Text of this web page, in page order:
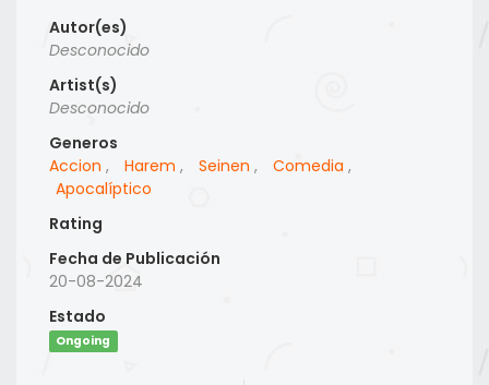
Autor(es)
Desconocido
Artist(s)
Desconocido
Generos
Accion , Harem , Seinen , Comedia ,
Apocalíptico
Rating
Fecha de Publicación
20-08-2024
Estado
Ongoing